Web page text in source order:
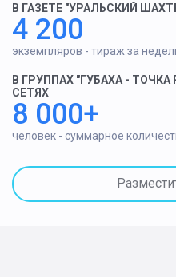
В ГАЗЕТЕ "УРАЛЬСКИЙ
4 200
экземпляров - тираж за
В ГРУППАХ "ГУБАХА -
СЕТЯХ
8 000+
человек - суммарное